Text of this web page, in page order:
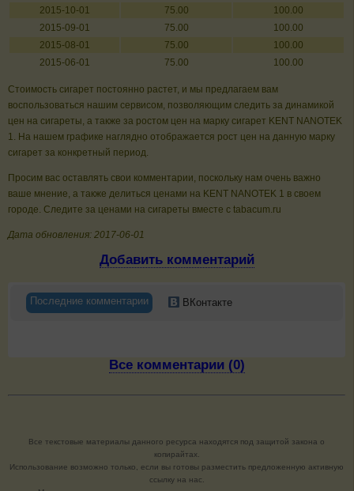
2015-10-01
75.00
100.00
2015-09-01
75.00
100.00
2015-08-01
75.00
100.00
2015-06-01
75.00 100.00
Стоимость сигарет постоянно растет, и мы предлагаем вам
воспользоваться нашим сервисом, позволяющим следить за динамикой
цен на сигареты, а также за ростом цен на марку сигарет KENT NANOTEK
1. На нашем графике наглядно отображается рост цен на данную марку
сигарет за конкретный период.
Просим вас оставлять свои комментарии, поскольку нам очень важно
ваше мнение, а также делиться ценами на KENT NANOTEK 1 в своем
городе. Следите за ценами на сигареты вместе с tabacum.ru
Дата обновления: 2017-06-01
Добавить комментарий
Последние комментарии ВКонтакте
Все комментарии (0)
Все текстовые материалы данного ресурса находятся под защитой закона о
копирайтах.
Использование возможно только, если вы готовы разместить предложенную активную
ссылку на нас.